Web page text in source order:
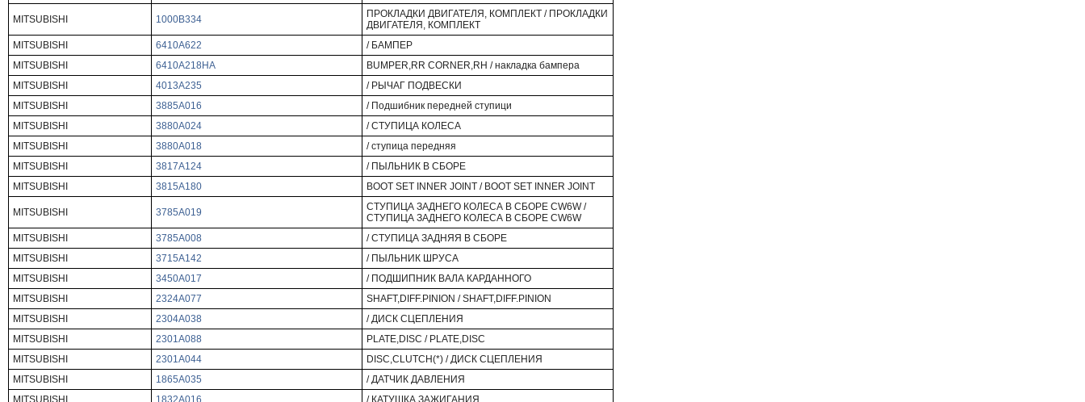
MITSUBISHI 1000B334
ПРОКЛАДКИ ДВИГАТЕЛЯ, КОМПЛЕКТ / ПРОКЛАДКИ
ДВИГАТЕЛЯ, КОМПЛЕКТ
MITSUBISHI
6410A622
/ БАМПЕР
MITSUBISHI
6410A218HA
BUMPER,RR CORNER,RH / накладка бампера
MITSUBISHI
4013A235
/ РЫЧАГ ПОДВЕСКИ
MITSUBISHI
3885A016
/ Подшибник передней ступици
MITSUBISHI
3880A024
/ СТУПИЦА КОЛЕСА
MITSUBISHI
3880A018
/ ступица передняя
MITSUBISHI
3817A124
/ ПЫЛЬНИК В СБОРЕ
MITSUBISHI
3815A180 BOOT SET INNER JOINT / BOOT SET INNER JOINT
MITSUBISHI 3785A019
СТУПИЦА ЗАДНЕГО КОЛЕСА В СБОРЕ CW6W /
СТУПИЦА ЗАДНЕГО КОЛЕСА В СБОРЕ CW6W
MITSUBISHI
3785A008
/ СТУПИЦА ЗАДНЯЯ В СБОРЕ
MITSUBISHI
3715A142
/ ПЫЛЬНИК ШРУСА
MITSUBISHI
3450A017
/ ПОДШИПНИК ВАЛА КАРДАННОГО
MITSUBISHI
2324A077
SHAFT,DIFF.PINION / SHAFT,DIFF.PINION
MITSUBISHI
2304A038
/ ДИСК СЦЕПЛЕНИЯ
MITSUBISHI
2301A088
PLATE,DISC / PLATE,DISC
MITSUBISHI
2301A044
DISC,CLUTCH(*) / ДИСК СЦЕПЛЕНИЯ
MITSUBISHI
1865A035
/ ДАТЧИК ДАВЛЕНИЯ
MITSUBISHI
1832A016 / КАТУШКА ЗАЖИГАНИЯ